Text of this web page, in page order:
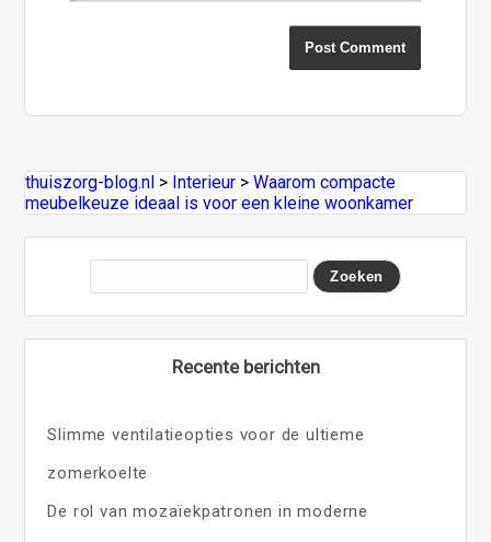
thuiszorg-blog.nl > Interieur >Waarom compacte
meubelkeuze ideaal is voor een kleine woonkamer
Recente berichten
Slimme ventilatieopties voor de ultieme
zomerkoelte
De rol van mozaïekpatronen in moderne